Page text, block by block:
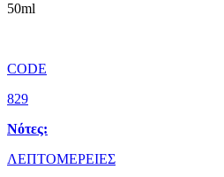
50ml
CODE
829
Νότες:
ΛΕΠΤΟΜΕΡΕΙΕΣ